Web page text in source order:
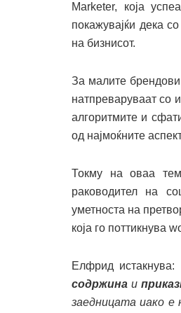
Marketer, која
покажувајќи дека
на бизнисот.
За малите
натпреваруваат со
алгоритмите и
од најмоќните
Токму на оваа
раководител на
уметноста на
која го поттикнува
Елфрид истакнува:
содржина и
заедницата иако е